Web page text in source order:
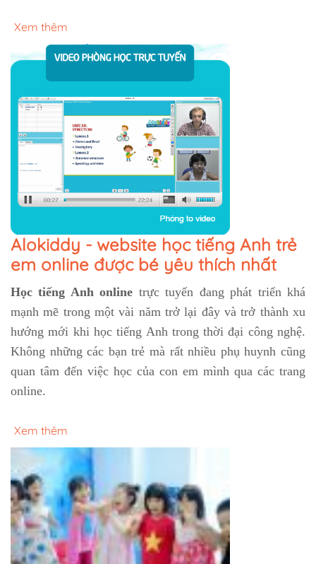
Xem thêm
Alokiddy - website học tiếng Anh trẻ
em online được bé yêu thích nhất
Học tiếng Anh online trực tuyến đang phát triển khá
mạnh mẽ trong một vài năm trở lại đây và trở thành xu
hướng mới khi học tiếng Anh trong thời đại công nghệ.
Không những các bạn trẻ mà rất nhiều phụ huynh cũng
quan tâm đến việc học của con em mình qua các trang
online.
Xem thêm